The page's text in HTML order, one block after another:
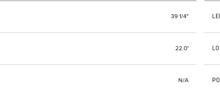
39 1/4"
22.0°
N/A